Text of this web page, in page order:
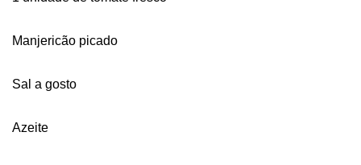
Manjericão picado
Sal a gosto
Azeite